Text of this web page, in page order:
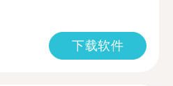
下载软件